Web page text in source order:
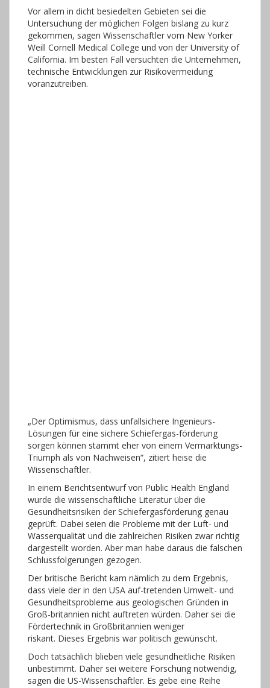
Vor allem in dicht besiedelten Gebieten sei die
Untersuchung der möglichen Folgen bislang zu kurz
gekommen, sagen Wissenschaftler vom New Yorker
Weill Cornell Medical College und von der University of
California. Im besten Fall versuchten die Unternehmen,
technische Entwicklungen zur Risikovermeidung
voranzutreiben.
„Der Optimismus, dass unfallsichere Ingenieurs-
Lösungen für eine sichere Schiefergas-förderung
sorgen können stammt eher von einem Vermarktungs-
Triumph als von Nachweisen“, zitiert heise die
Wissenschaftler.
In einem Berichtsentwurf von Public Health England
wurde die wissenschaftliche Literatur über die
Gesundheitsrisiken der Schiefergasförderung genau
geprüft. Dabei seien die Probleme mit der Luft- und
Wasserqualität und die zahlreichen Risiken zwar richtig
dargestellt worden. Aber man habe daraus die falschen
Schlussfolgerungen gezogen.
Der britische Bericht kam nämlich zu dem Ergebnis,
dass viele der in den USA auf-tretenden Umwelt- und
Gesundheitsprobleme aus geologischen Gründen in
Groß-britannien nicht auftreten würden. Daher sei die
Fördertechnik in Großbritannien weniger
riskant. Dieses Ergebnis war politisch gewünscht.
Doch tatsächlich blieben viele gesundheitliche Risiken
unbestimmt. Daher sei weitere Forschung notwendig,
sagen die US-Wissenschaftler. Es gebe eine Reihe